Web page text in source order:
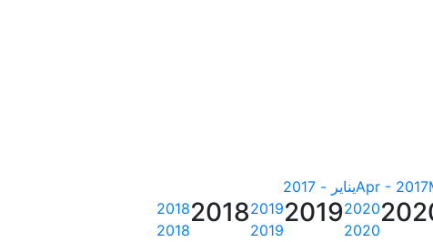
Apr - 2017يناير - 2017
2020
2020
2019
2019
2019
2018
2018
2018